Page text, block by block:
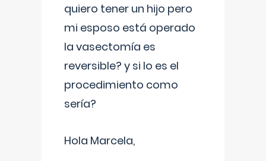
quiero tener un hijo pero
mi esposo está operado
la vasectomía es
reversible? y si lo es el
procedimiento como
sería?
Hola Marcela,